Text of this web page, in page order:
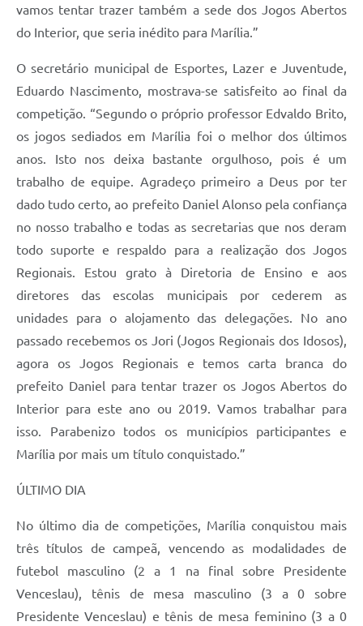
vamos tentar trazer também a sede dos Jogos Abertos
do Interior, que seria inédito para Marília.”
O secretário municipal de Esportes, Lazer e Juventude,
Eduardo Nascimento, mostrava-se satisfeito ao final da
competição. “Segundo o próprio professor Edvaldo Brito,
os jogos sediados em Marília foi o melhor dos últimos
anos. Isto nos deixa bastante orgulhoso, pois é um
trabalho de equipe. Agradeço primeiro a Deus por ter
dado tudo certo, ao prefeito Daniel Alonso pela confiança
no nosso trabalho e todas as secretarias que nos deram
todo suporte e respaldo para a realização dos Jogos
Regionais. Estou grato à Diretoria de Ensino e aos
diretores das escolas municipais por cederem as
unidades para o alojamento das delegações. No ano
passado recebemos os Jori (Jogos Regionais dos Idosos),
agora os Jogos Regionais e temos carta branca do
prefeito Daniel para tentar trazer os Jogos Abertos do
Interior para este ano ou 2019. Vamos trabalhar para
isso. Parabenizo todos os municípios participantes e
Marília por mais um título conquistado.”
ÚLTIMO DIA
No último dia de competições, Marília conquistou mais
três títulos de campeã, vencendo as modalidades de
futebol masculino (2 a 1 na final sobre Presidente
Venceslau), tênis de mesa masculino (3 a 0 sobre
Presidente Venceslau) e tênis de mesa feminino (3 a 0